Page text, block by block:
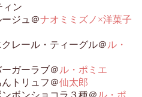
ィン
ージュ＠ナオミミズノ×洋菓子
クレール・ティーグル＠ ル・
ガーラブ＠ ル・ポミエ
んトリュフ＠仙太郎
ンボンショコラ３種＠ ル・ポ